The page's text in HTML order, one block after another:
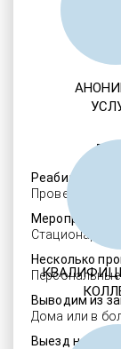
Проверенные
Мероприятия
Стационарное
Несколько
Выводим из
Дома или в
Выезд